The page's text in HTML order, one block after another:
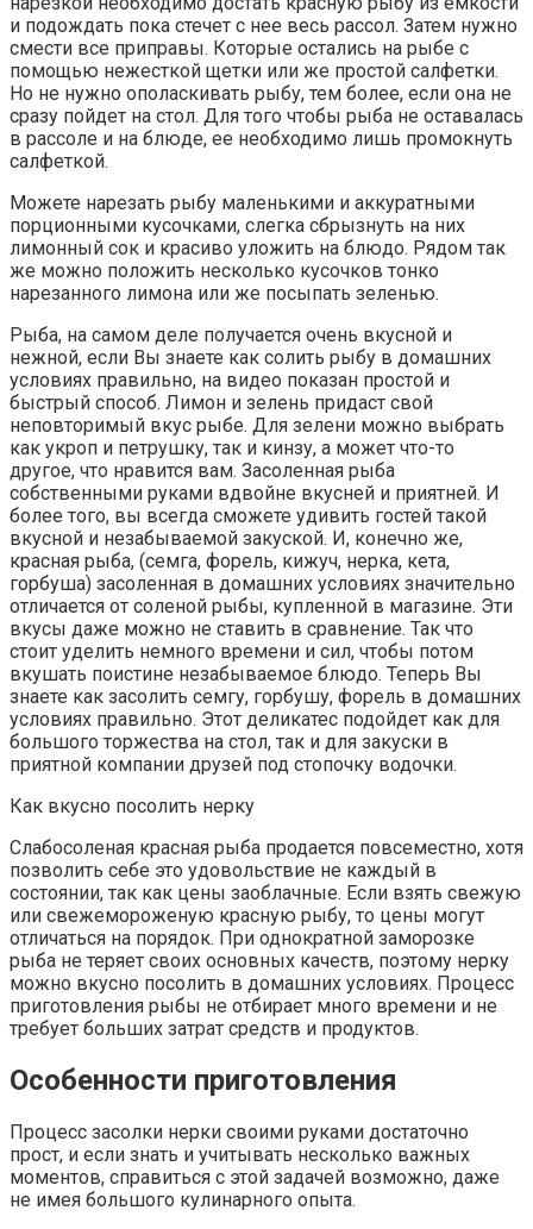
и подождать пока стечет с нее весь рассол. Затем нужно
смести все приправы. Которые остались на рыбе с
помощью нежесткой щетки или же простой салфетки.
Но не нужно ополаскивать рыбу, тем более, если она не
сразу пойдет на стол. Для того чтобы рыба не оставалась
в рассоле и на блюде, ее необходимо лишь промокнуть
салфеткой.
Можете нарезать рыбу маленькими и аккуратными
порционными кусочками, слегка сбрызнуть на них
лимонный сок и красиво уложить на блюдо. Рядом так
же можно положить несколько кусочков тонко
нарезанного лимона или же посыпать зеленью.
Рыба, на самом деле получается очень вкусной и
нежной, если Вы знаете как солить рыбу в домашних
условиях правильно, на видео показан простой и
быстрый способ. Лимон и зелень придаст свой
неповторимый вкус рыбе. Для зелени можно выбрать
как укроп и петрушку, так и кинзу, а может что-то
другое, что нравится вам. Засоленная рыба
собственными руками вдвойне вкусней и приятней. И
более того, вы всегда сможете удивить гостей такой
вкусной и незабываемой закуской. И, конечно же,
красная рыба, (семга, форель, кижуч, нерка, кета,
горбуша) засоленная в домашних условиях значительно
отличается от соленой рыбы, купленной в магазине. Эти
вкусы даже можно не ставить в сравнение. Так что
стоит уделить немного времени и сил, чтобы потом
вкушать поистине незабываемое блюдо. Теперь Вы
знаете как засолить семгу, горбушу, форель в домашних
условиях правильно. Этот деликатес подойдет как для
большого торжества на стол, так и для закуски в
приятной компании друзей под стопочку водочки.
Как вкусно посолить нерку
Слабосоленая красная рыба продается повсеместно, хотя
позволить себе это удовольствие не каждый в
состоянии, так как цены заоблачные. Если взять свежую
или свежемороженую красную рыбу, то цены могут
отличаться на порядок. При однократной заморозке
рыба не теряет своих основных качеств, поэтому нерку
можно вкусно посолить в домашних условиях. Процесс
приготовления рыбы не отбирает много времени и не
требует больших затрат средств и продуктов.
Особенности приготовления
Процесс засолки нерки своими руками достаточно
прост, и если знать и учитывать несколько важных
моментов, справиться с этой задачей возможно, даже
не имея большого кулинарного опыта.